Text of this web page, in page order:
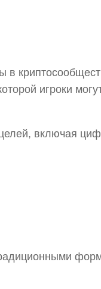
в
игроки
включая